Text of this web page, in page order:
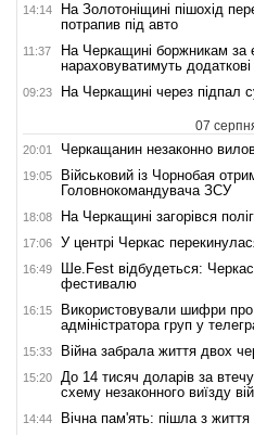
14:14
На Золотоніщині пішохід
потрапив під авто
11:37
На Черкащині боржникам за
нараховуватимуть
09:23 На Черкащині через підпал
07
20:01 Черкащанин незаконно
19:05
Військовий із Чорнобая
Головнокомандувача ЗСУ
18:08 На Черкащині загорівся
17:06 У центрі Черкас
16:49
Ше.Fest відбудеться:
фестивалю
16:15
Використовували шифри
адміністратора груп у
15:33 Війна забрала життя двох
15:20
До 14 тисяч доларів за
схему незаконного виїзду
14:44 Вічна пам'ять: пішла з життя